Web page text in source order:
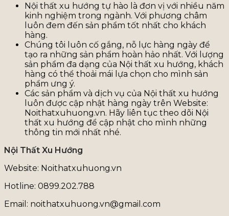
Nội thất xu hướng tự hào là đơn vị với nhiều năm
kinh nghiệm trong ngành. Với phương châm
luôn đem đến sản phẩm tốt nhất cho khách
hàng.
Chúng tôi luôn cố gắng, nỗ lực hàng ngày để
tạo ra những sản phẩm hoàn hảo nhất. Với lượng
sản phẩm đa dạng của Nội thất xu hướng, khách
hàng có thể thoải mái lựa chọn cho mình sản
phẩm ưng ý.
Các sản phẩm và dịch vụ của Nội thất xu hướng
luôn được cập nhật hàng ngày trên Website:
Noithatxuhuong.vn. Hãy liên tục theo dõi Nội
thất xu hướng để cập nhật cho mình những
thông tin mới nhất nhé.
Nội Thất Xu Hướng
Website: Noithatxuhuong.vn
Hotline: 0899.202.788
Email: noithatxuhuong.vn@gmail.com